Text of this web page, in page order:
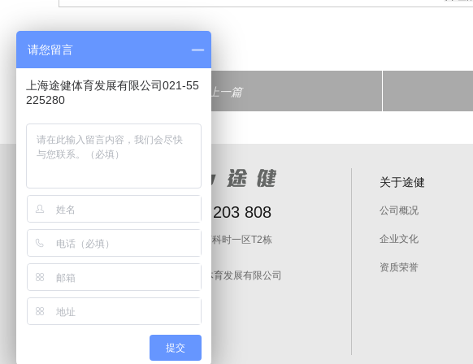
< 上一篇
全国服务电话：4008 203 808
地址：上海市闵行区泰虹路168弄万科时一区T2栋
邮箱：linchengkun@topgym.cn
Copyright © 2010-2018 上海途健体育发展有限公司
沪ICP备17056608号-1
关于途健
公司概况
企业文化
资质荣誉
请您留言
上海途健体育发展有限公司021-55
225280
提交